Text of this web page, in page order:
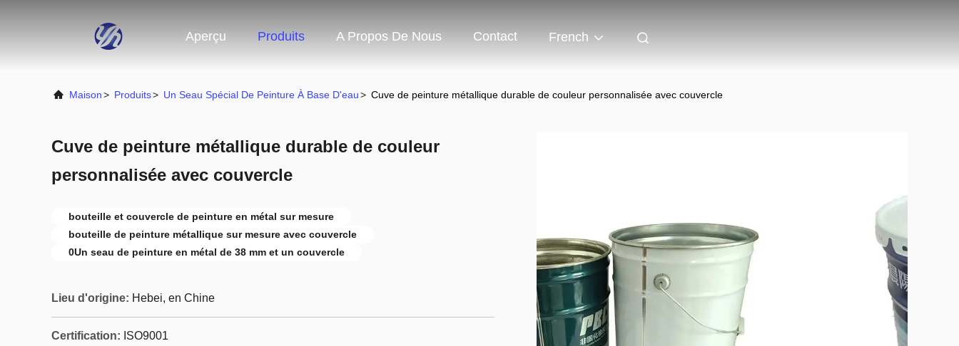
Aperçu Produits A Propos De Nous Contact French
Maison> Produits> Un Seau Spécial De Peinture À Base D'eau> Cuve de peinture métallique durable de couleur personnalisée avec couvercle
Cuve de peinture métallique durable de couleur
personnalisée avec couvercle
bouteille et couvercle de peinture en métal sur mesure
bouteille de peinture métallique sur mesure avec couvercle
0Un seau de peinture en métal de 38 mm et un couvercle
Lieu d'origine: Hebei, en Chine
Certification: ISO9001